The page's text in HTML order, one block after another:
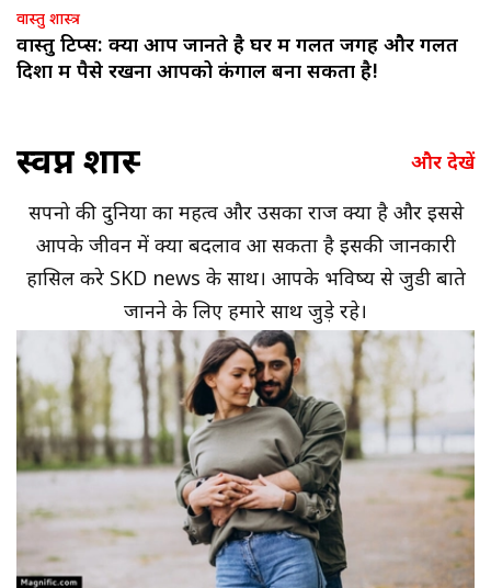
वास्तु शास्त्र
वास्तु टिप्स: क्या आप जानते है घर में गलत जगह और गलत
दिशा में पैसे रखना आपको कंगाल बना सकता है!
स्वप्न शास्त्र
और देखें
सपनो की दुनिया का महत्व और उसका राज क्या है और इससे
आपके जीवन में क्या बदलाव आ सकता है इसकी जानकारी
हासिल करे SKD news के साथ। आपके भविष्य से जुडी बाते
जानने के लिए हमारे साथ जुड़े रहे।